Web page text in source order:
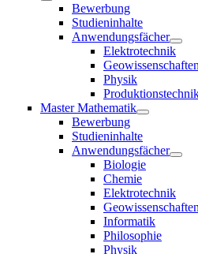
Bewerbung
Studieninhalte
Anwendungsfächer
Elektrotechnik
Physik
Master Mathematik
Bewerbung
Studieninhalte
Anwendungsfächer
Biologie
Chemie
Elektrotechnik
Informatik
Philosophie
Physik